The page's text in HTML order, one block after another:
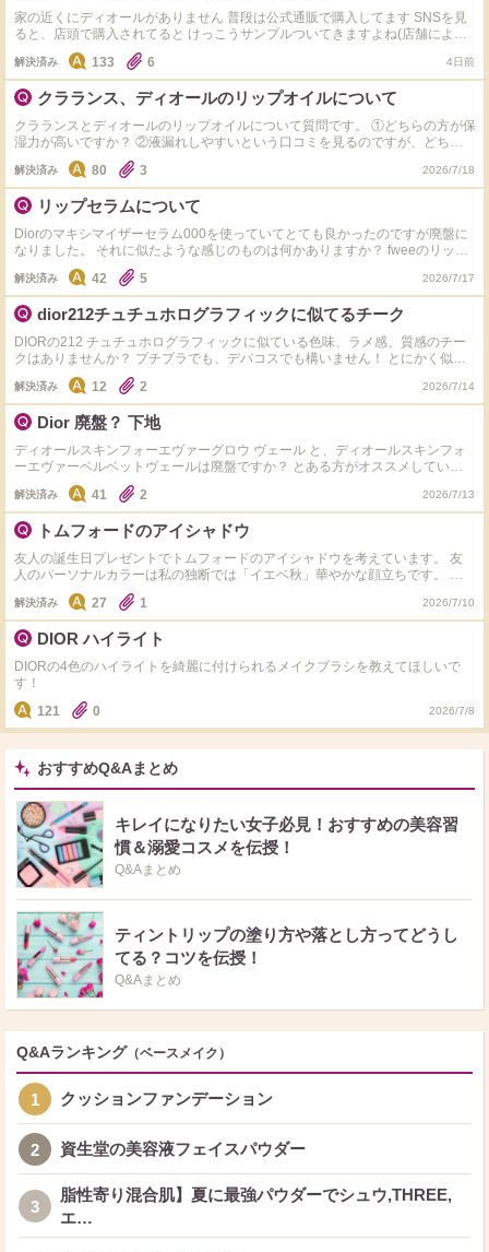
家の近くにディオールがありません 普段は公式通販で購入してます SNSを見
ると、店頭で購入されてると けっこうサンプルついてきますよね(店舗による
のかな) @コスメでも、販売してますが どこで買うのが一番お得でしょうか
解決済み 133 6 4日前
クラランス、ディオールのリップオイルについて
クラランスとディオールのリップオイルについて質問です。 ①どちらの方が保
湿力が高いですか？ ②液漏れしやすいという口コミを見るのですが、どちらの
方が液漏れしやすいですか？ ――――――――――――― ③他におすすめの
リップオイルがあれば教えてください。 どれか1つでもお答えいただけたらあ
りがたいです！
解決済み 80 3 2026/7/18
リップセラムについて
Diorのマキシマイザーセラム000を使っていてとても良かったのですが廃盤に
なりました。 それに似たような感じのものは何かありますか？ fweeのリップ
セラム使ってますがこれだ！とまではいってなくて… 乳白色で唇の色を少し
補正してくれるようなものはありますか？ マキシマイザーセラムみたいなも
のでもバームでも◎ カラーじゃない保湿系というより色補正系がいいです。
解決済み 42 5 2026/7/17
dior212チュチュホログラフィックに似てるチーク
DIORの212 チュチュホログラフィックに似ている色味、ラメ感、質感のチー
クはありませんか？ プチプラでも、デパコスでも構いません！ とにかく似て
いるアイテムとその色番を教えていただけますと幸いです
解決済み 12 2 2026/7/14
Dior 廃盤？ 下地
ディオールスキンフォーエヴァーグロウ ヴェール と、ディオールスキンフォ
ーエヴァーベルベットヴェールは廃盤ですか？ とある方がオススメしていて
ずっと買おうと思っていたのですが、公式見に行ってもどこにも無いので廃盤
になったのかが気になりますт_т
解決済み 41 2 2026/7/13
トムフォードのアイシャドウ
友人の誕生日プレゼントでトムフォードのアイシャドウを考えています。 友
人のパーソナルカラーは私の独断では「イエベ秋」華やかな顔立ちです。 彼
女が今使用しているアイシャドウは、「dior ショウサンククルール647 シルク
トープ」 そこで私が今気になっているのはトムフォードの「ハネムーン」で
す。 YouTubeなどを見てこの1つに絞ってみたのですが、使用したことがある
方や同じパーソナルカラーの方、他にもこっちの方がいいんじゃない？？など
みなさんのご意見をお聞きしたいです！ トムフォードの店舗が私の住む地域
にはなく、割とパキッとした色合いが多いので失敗しないかが気がかりなので
すが、、ネットで発色と持ちがいいと口コミを見てプレゼントだから少し冒険
するのもありかな？と思いこのブランドをチョイスしてみました。 ※ちなみに
上記のDIORのアイシャドウはブルベ夏向け？のようですが、本人もイエベに
解決済み 27 1 2026/7/10
DIOR ハイライト
DIORの4色のハイライトを綺麗に付けられるメイクブラシを教えてほしいで
す！
121
0 2026/7/8
おすすめQ&Aまとめ
キレイになりたい女子必見！おすすめの美容習
慣＆溺愛コスメを伝授！
Q&Aまとめ
ティントリップの塗り方や落とし方ってどうし
てる？コツを伝授！
Q&Aまとめ
Q&Aランキング （ベースメイク）
1 クッションファンデーション
2 資生堂の美容液フェイスパウダー
3
脂性寄り混合肌】夏に最強パウダーでシュウ,THREE,
エ…